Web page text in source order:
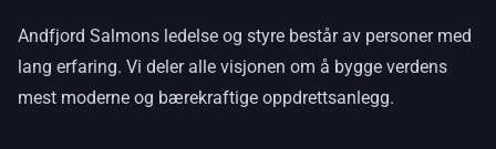
Andfjord Salmons ledelse og styre består av personer med
lang erfaring. Vi deler alle visjonen om å bygge verdens
mest moderne og bærekraftige oppdrettsanlegg.